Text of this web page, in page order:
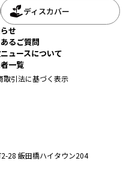
28 飯田橋ハイタウン204
ディスカバー
せ
るご質問
ュースについて
一覧
取引法に基づく表示